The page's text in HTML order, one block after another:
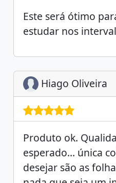
Este será ótimo
estudar nos
Hiago Oliveira
Produto ok.
esperado... única
desejar são as